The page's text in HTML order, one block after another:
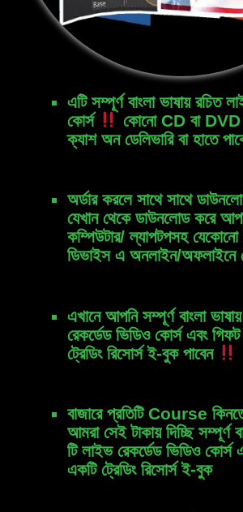
এটি সম্পূর্ণ বাংলা ভাষায় রচিত
কোর্স
কোনো CD বা DVD
ক্যাশ অন ডেলিভারি বা হাতে
অর্ডার করলে সাথে সাথে
যেখান থেকে ডাউনলোড করে
কম্পিউটার/ ল্যাপটপসহ
ডিভাইস এ অনলাইন/অফলাইনে
এখানে আপনি সম্পূর্ণ বাংলা
রেকর্ডেড ভিডিও কোর্স এবং
ট্রেডিং রিসোর্স ই-বুক পাবেন
বাজারে প্রতিটি Course
আমরা সেই টাকায় দিচ্ছি সম্পূর্ণ
টি লাইভ রেকর্ডেড ভিডিও কোর্স
একটি ট্রেডিং রিসোর্স ই-বুক